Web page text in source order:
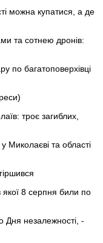
можна купатися, а де
та сотнею дронів:
по багатоповерхівці
троє загиблих,
Миколаєві та області
8 серпня били по
Дня незалежності, -